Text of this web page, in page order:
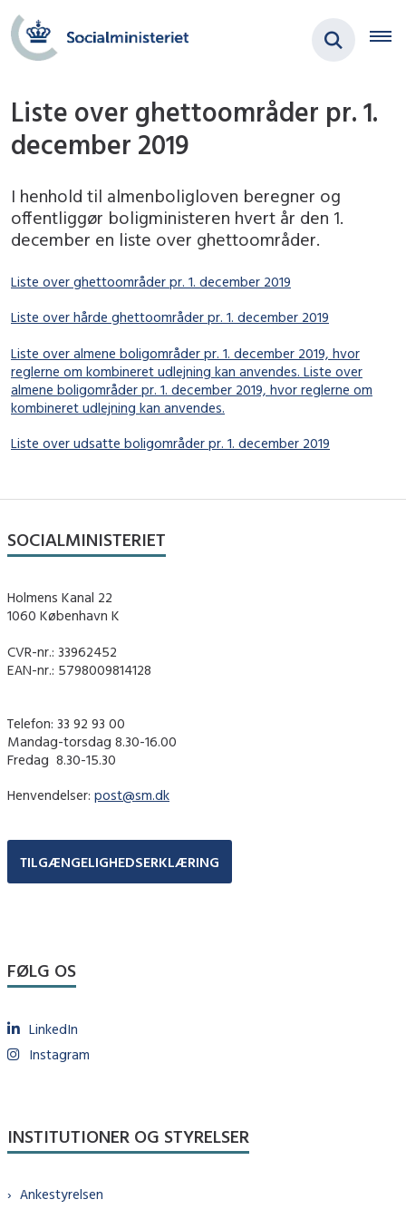
Liste over ghettoområder pr. 1.
december 2019
I henhold til almenboligloven beregner og
offentliggør boligministeren hvert år den 1.
december en liste over ghettoområder.
Liste over ghettoområder pr. 1. december 2019
Liste over hårde ghettoområder pr. 1. december 2019
Liste over almene boligområder pr. 1. december 2019, hvor
reglerne om kombineret udlejning kan anvendes. Liste over
almene boligområder pr. 1. december 2019, hvor reglerne om
kombineret udlejning kan anvendes.
Liste over udsatte boligområder pr. 1. december 2019
SOCIALMINISTERIET
Holmens Kanal 22
1060 København K
CVR-nr.: 33962452
EAN-nr.: 5798009814128
Telefon: 33 92 93 00
Mandag-torsdag 8.30-16.00
Fredag ​ 8.30-15.30
Henvendelser: post@sm.dk
TILGÆNGELIGHEDSERKLÆRING
FØLG OS
LinkedIn
Instagram
INSTITUTIONER OG STYRELSER
Ankestyrelsen